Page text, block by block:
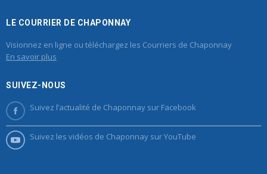
LE COURRIER DE CHAPONNAY
Visionnez en ligne ou téléchargez les Courriers de Chaponnay
En savoir plus
SUIVEZ-NOUS
Suivez l’actualité de Chaponnay sur Facebook
Suivez les vidéos de Chaponnay sur YouTube